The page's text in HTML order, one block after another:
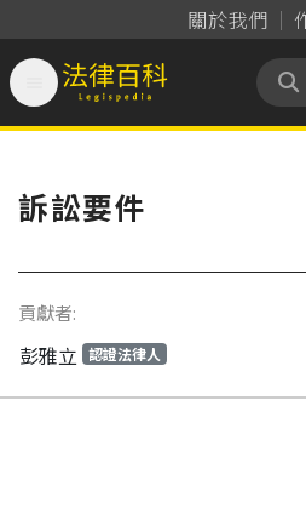
關於我們
法律百科 Legispedia
訴訟要件
貢獻者:
彭雅立 認證法律人